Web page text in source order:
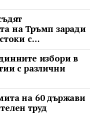
на Тръмп заради
с
избори в
с различни
на 60 държави
труд